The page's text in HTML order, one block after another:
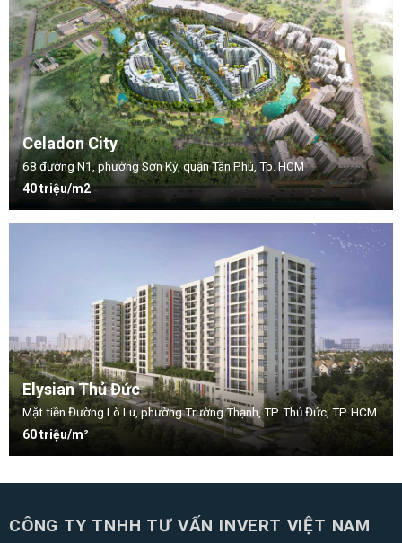
Celadon City
68 đường N1, phường Sơn Kỳ, quận Tân Phú, Tp. HCM
40 triệu/m2
Elysian Thủ Đức
Mặt tiền Đường Lò Lu, phường Trường Thạnh, TP. Thủ Đức, TP. HCM
60 triệu/m²
CÔNG TY TNHH TƯ VẤN INVERT VIỆT NAM